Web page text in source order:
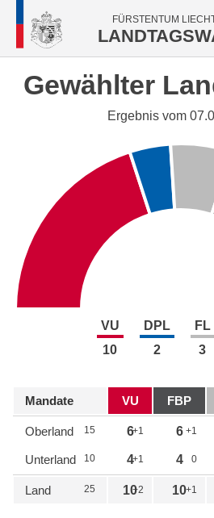
FÜRSTENTUM
Gewählter
Ergebnis vom
VU
10
DPL
2
FL
3
Mandate VU FBP
Oberland 15 6+1 6 +1
Unterland 10 4+1 4 0
Land 25 10+2 10+1